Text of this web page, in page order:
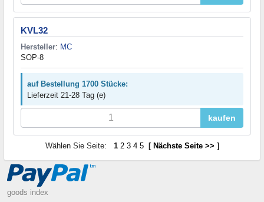
KVL32
Hersteller: MC
SOP-8
auf Bestellung 1700 Stücke:
Lieferzeit 21-28 Tag (e)
kaufen
Wählen Sie Seite: 1 2 3 4 5 [ Nächste Seite >> ]
goods index